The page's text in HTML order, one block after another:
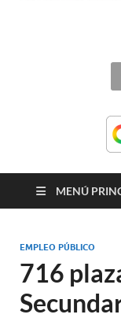
MENÚ
EMPLEO PÚBLICO
716